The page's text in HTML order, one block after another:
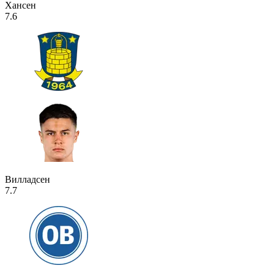
Хансен
7.6
Вилладсен
7.7